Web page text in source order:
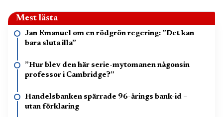
Mest lästa
Jan Emanuel om en rödgrön regering: ”Det kan
bara sluta illa”
”Hur blev den här serie-mytomanen någonsin
professor i Cambridge?”
Handelsbanken spärrade 96-årings bank-id –
utan förklaring